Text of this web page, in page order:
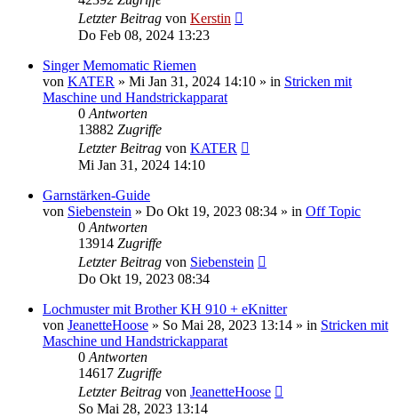
Letzter Beitrag von Kerstin
Do Feb 08, 2024 13:23
Singer Memomatic Riemen
von KATER » Mi Jan 31, 2024 14:10 » in Stricken mit
Maschine und Handstrickapparat
0 Antworten
13882 Zugriffe
Letzter Beitrag von KATER
Mi Jan 31, 2024 14:10
Garnstärken-Guide
von Siebenstein » Do Okt 19, 2023 08:34 » in Off Topic
0 Antworten
13914 Zugriffe
Letzter Beitrag von Siebenstein
Do Okt 19, 2023 08:34
Lochmuster mit Brother KH 910 + eKnitter
von JeanetteHoose » So Mai 28, 2023 13:14 » in Stricken mit
Maschine und Handstrickapparat
0 Antworten
14617 Zugriffe
Letzter Beitrag von JeanetteHoose
So Mai 28, 2023 13:14